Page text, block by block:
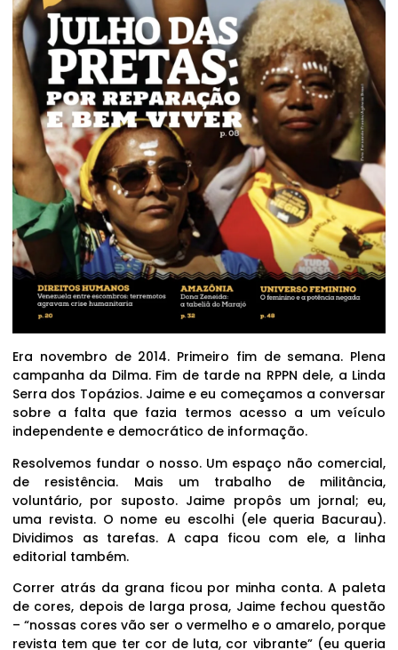
Era novembro de 2014. Primeiro fim de semana. Plena
campanha da Dilma. Fim de tarde na RPPN dele, a Linda
Serra dos Topázios. Jaime e eu começamos a conversar
sobre a falta que fazia termos acesso a um veículo
independente e democrático de informação.
Resolvemos fundar o nosso. Um espaço não comercial,
de resistência. Mais um trabalho de militância,
voluntário, por suposto. Jaime propôs um jornal; eu,
uma revista. O nome eu escolhi (ele queria Bacurau).
Dividimos as tarefas. A capa ficou com ele, a linha
editorial também.
Correr atrás da grana ficou por minha conta. A paleta
de cores, depois de larga prosa, Jaime fechou questão
– “nossas cores vão ser o vermelho e o amarelo, porque
revista tem que ter cor de luta, cor vibrante” (eu queria